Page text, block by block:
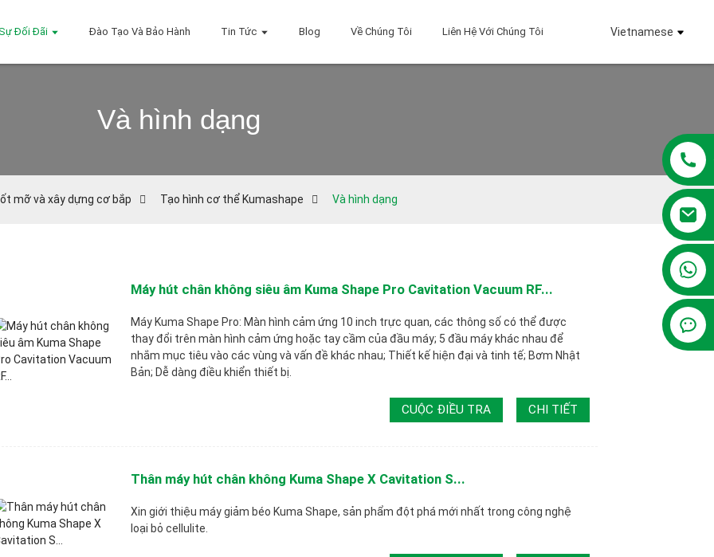
Đối Đãi Đào Tạo Và Bảo Hành Tin Tức Blog Về Chúng Tôi Liên Hệ Với Chúng Tôi Vietnamese
Và hình dạng
mỡ và xây dựng cơ bắp Tạo hình cơ thể Kumashape Và hình dạng
Máy hút chân không siêu âm Kuma Shape Pro Cavitation Vacuum RF...
Máy Kuma Shape Pro: Màn hình cảm ứng 10 inch trực quan, các thông số có thể được
thay đổi trên màn hình cảm ứng hoặc tay cầm của đầu máy; 5 đầu máy khác nhau để
nhắm mục tiêu vào các vùng và vấn đề khác nhau; Thiết kế hiện đại và tinh tế; Bơm Nhật
Bản; Dễ dàng điều khiển thiết bị.
CUỘC ĐIỀU TRA CHI TIẾT
Thân máy hút chân không Kuma Shape X Cavitation S...
Xin giới thiệu máy giảm béo Kuma Shape, sản phẩm đột phá mới nhất trong công nghệ
loại bỏ cellulite.